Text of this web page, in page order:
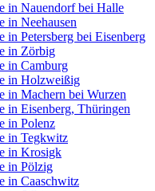
in Nauendorf bei Halle
in Neehausen
in Petersberg bei Eisenberg
in Zörbig
in Camburg
in Holzweißig
in Machern bei Wurzen
in Eisenberg, Thüringen
in Polenz
in Tegkwitz
in Krosigk
in Pölzig
in Caaschwitz